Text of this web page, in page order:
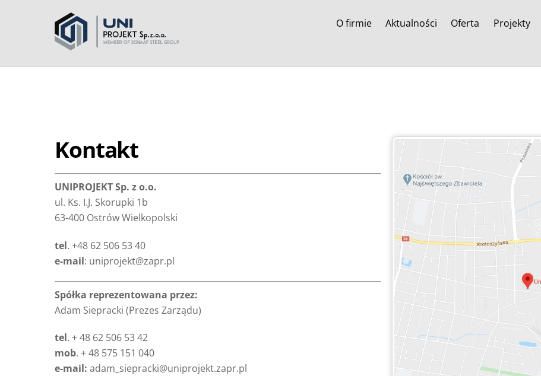
O firmie Aktualności Oferta Projekty
Kontakt
UNIPROJEKT Sp. z o.o.
ul. Ks. I.J. Skorupki 1b
63-400 Ostrów Wielkopolski
tel. +48 62 506 53 40
e-mail: uniprojekt@zapr.pl
Spółka reprezentowana przez:
Adam Siepracki (Prezes Zarządu)
tel. + 48 62 506 53 42
mob. + 48 575 151 040
e-mail: adam_siepracki@uniprojekt.zapr.pl